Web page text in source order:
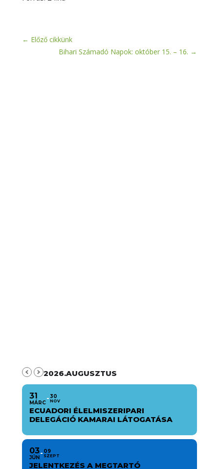
← Előző cikkünk
Bihari Számadó Napok: október 15. – 16. →
2026.AUGUSZTUS
31
MÁRC
30
NOV
ECUADORI ÉLELMISZERIPARI
DELEGÁCIÓ KAMARAI LÁTOGATÁSA
03
JÚN
09
SZEPT
JELENTKEZÉS A MEGTARTÓ